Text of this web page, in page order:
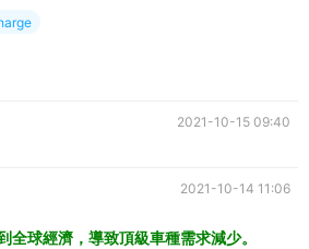
2021-10-15 09:40
2021-10-14 11:06
全球經濟，導致頂級車種需求減少。